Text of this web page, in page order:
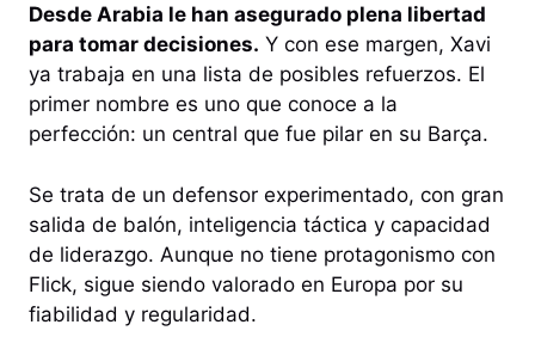
Desde Arabia le han asegurado plena libertad
para tomar decisiones. Y con ese margen, Xavi
ya trabaja en una lista de posibles refuerzos. El
primer nombre es uno que conoce a la
perfección: un central que fue pilar en su Barça.
Se trata de un defensor experimentado, con gran
salida de balón, inteligencia táctica y capacidad
de liderazgo. Aunque no tiene protagonismo con
Flick, sigue siendo valorado en Europa por su
fiabilidad y regularidad.